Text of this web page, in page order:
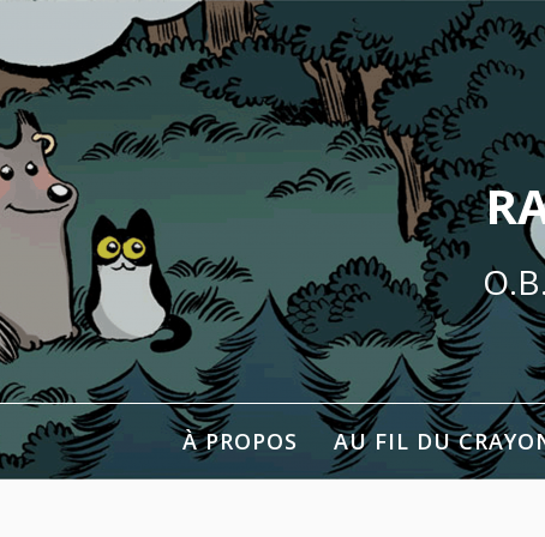
contenu
À PROPOS AU FIL DU